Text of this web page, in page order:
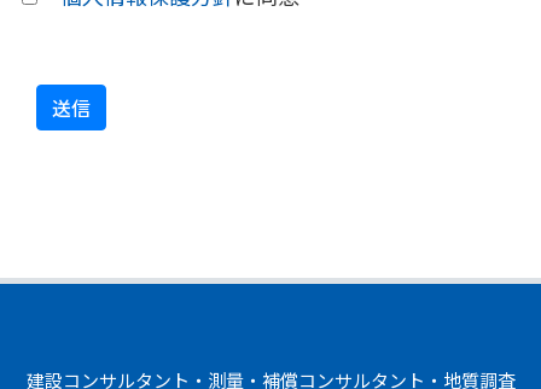
建設コンサルタント・測量・補償コンサルタント・地質調査